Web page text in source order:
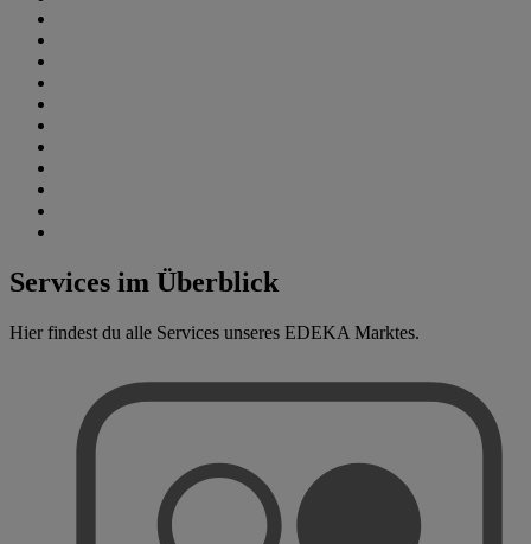
Services im Überblick
Hier findest du alle Services unseres EDEKA Marktes.